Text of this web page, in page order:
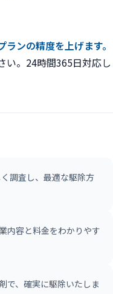
ンの精度を上げます。
い。24時間365日対応し
調査し、最適な駆除方
内容と料金をわかりやす
で、確実に駆除いたしま